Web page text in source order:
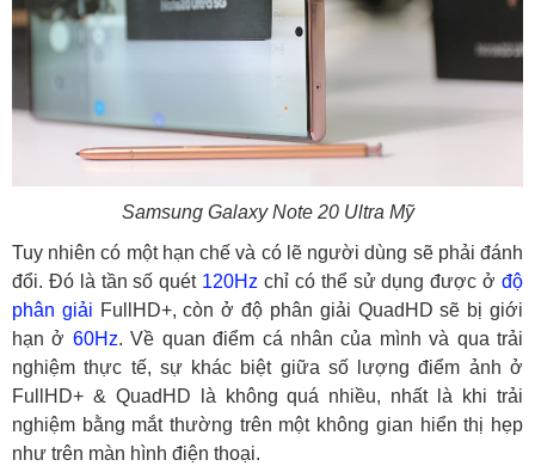
Samsung Galaxy Note 20 Ultra Mỹ
Tuy nhiên có một hạn chế và có lẽ người dùng sẽ phải đánh
đổi. Đó là tần số quét 120Hz chỉ có thể sử dụng được ởđộ
phân giải FullHD+, còn ở độ phân giải QuadHD sẽ bị giới
hạn ở 60Hz. Về quan điểm cá nhân của mình và qua trải
nghiệm thực tế, sự khác biệt giữa số lượng điểm ảnh ở
FullHD+ & QuadHD là không quá nhiều, nhất là khi trải
nghiệm bằng mắt thường trên một không gian hiển thị hẹp
như trên màn hình điện thoại.